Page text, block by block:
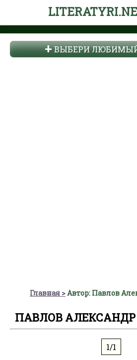
ВЫБЕРИ
Главная Автор: Павлов
ПАВЛОВ
1/1